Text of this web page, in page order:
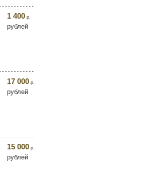
1 400 р.
рублей
17 000 р.
рублей
15 000 р.
рублей